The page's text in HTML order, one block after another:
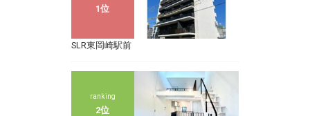
1位
SLR東岡崎駅前
ranking
2位